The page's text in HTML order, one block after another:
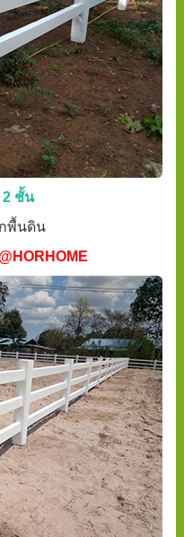
2 ชั้น
พื้นดิน
@HORHOME